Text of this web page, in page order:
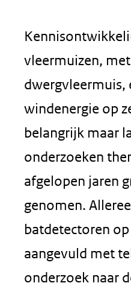
vleermuizen,
dwergvleermuis,
windenergie op
belangrijk maar
onderzoeken
afgelopen jaren
genomen.
batdetectoren
aangevuld met
onderzoek naar